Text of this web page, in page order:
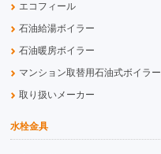
エコフィール
石油給湯ボイラー
石油暖房ボイラー
マンション取替用石油式ボイラー
取り扱いメーカー
水栓金具